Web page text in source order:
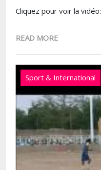
Cliquez pour voir la vidéo:
READ MORE
Sport & International